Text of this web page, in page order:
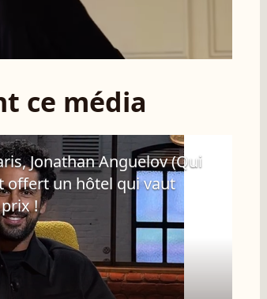
ce média
Jonathan Anguelov (Qui
offert un hôtel qui vaut
!